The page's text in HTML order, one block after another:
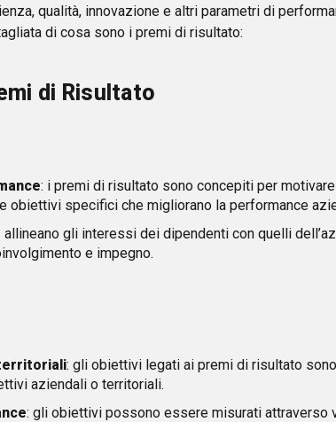
qualità, innovazione e altri parametri di
di cosa sono i premi di risultato:
di Risultato
: i premi di risultato sono concepiti per
obiettivi specifici che migliorano la performance
allineano gli interessi dei dipendenti con quelli
e impegno.
: gli obiettivi legati ai premi di risultato
aziendali o territoriali.
: gli obiettivi possono essere misurati attraverso